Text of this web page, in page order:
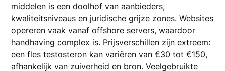
middelen is een doolhof van aanbieders,
kwaliteitsniveaus en juridische grijze zones. Websites
opereren vaak vanaf offshore servers, waardoor
handhaving complex is. Prijsverschillen zijn extreem:
een fles testosteron kan variëren van €30 tot €150,
afhankelijk van zuiverheid en bron. Veelgebruikte